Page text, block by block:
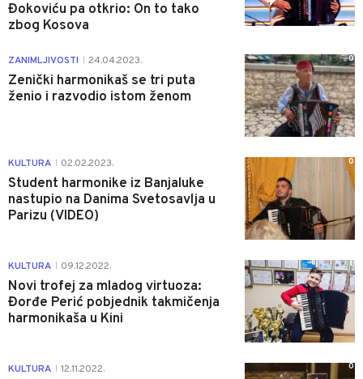
Đokoviću pa otkrio: On to tako
zbog Kosova
ZANIMLJIVOSTI 24.04.2023.
Zenički harmonikaš se tri puta
ženio i razvodio istom ženom
0
KULTURA 02.02.2023.
Student harmonike iz Banjaluke
nastupio na Danima Svetosavlja u
Parizu (VIDEO)
0
KULTURA 09.12.2022.
Novi trofej za mladog virtuoza:
Đorđe Perić pobjednik takmičenja
harmonikaša u Kini
1
KULTURA 12.11.2022. 0